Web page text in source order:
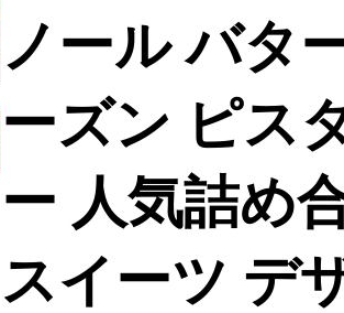
ノール バタ
ーズン ピス
ー 人気詰め
スイーツ デ